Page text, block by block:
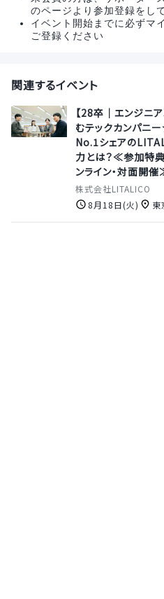
のページより参加登録をし
イベント開始までに必ずマ
ご登録ください
関連するイベント
【28卒｜エンジニ
むテックカンパニ
No.1シェアの
力とは？≪参加特
ンライン・対面開
株式会社LITALICO
8月18日(火)
東